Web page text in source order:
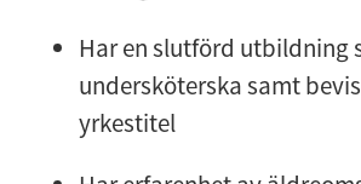
Har en slutförd utbildning
undersköterska samt
yrkestitel